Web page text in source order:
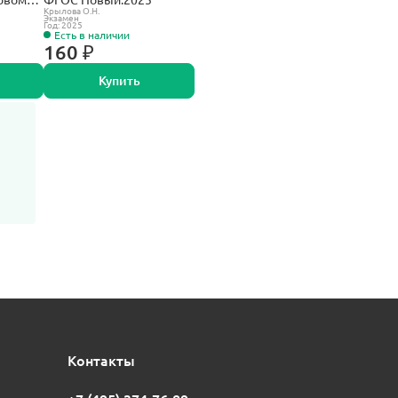
Крылова О.Н.
Экзамен
Год: 2025
Есть в наличии
160 ₽
Купить
Контакты